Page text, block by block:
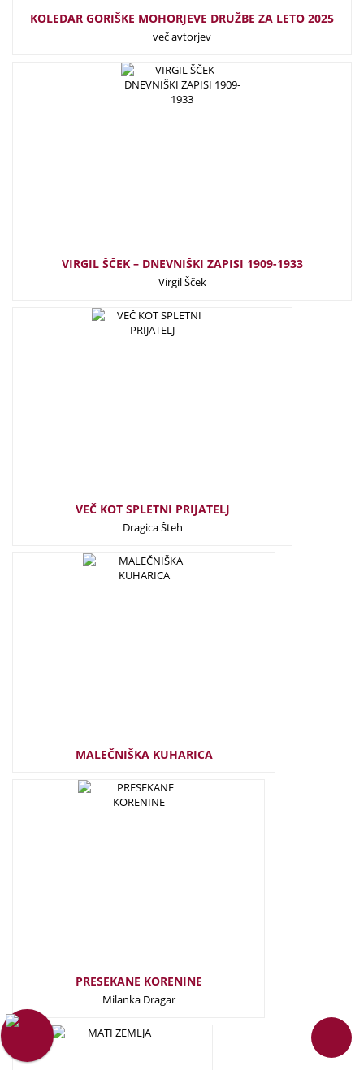
KOLEDAR GORIŠKE MOHORJEVE DRUŽBE ZA LETO 2025
več avtorjev
VIRGIL ŠČEK – DNEVNIŠKI ZAPISI 1909-1933
Virgil Šček
38,00 €
VEČ KOT SPLETNI PRIJATELJ
Dragica Šteh
9,00 €
MALEČNIŠKA KUHARICA
25,00 €
PRESEKANE KORENINE
Milanka Dragar
20,00 €